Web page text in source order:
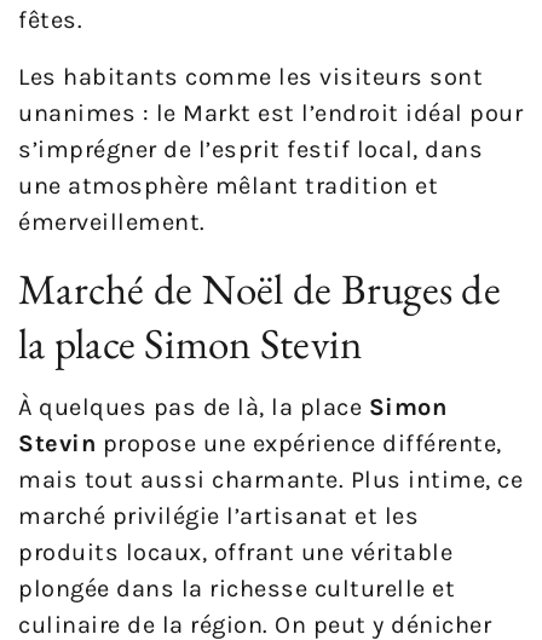
fêtes.
Les habitants comme les visiteurs sont
unanimes : le Markt est l’endroit idéal pour
s’imprégner de l’esprit festif local, dans
une atmosphère mêlant tradition et
émerveillement.
Marché de Noël de Bruges de
la place Simon Stevin
À quelques pas de là, la place Simon
Stevin propose une expérience différente,
mais tout aussi charmante. Plus intime, ce
marché privilégie l’artisanat et les
produits locaux, offrant une véritable
plongée dans la richesse culturelle et
culinaire de la région. On peut y dénicher